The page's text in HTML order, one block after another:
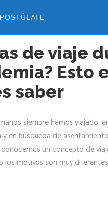
POSTÚLATE
de viaje
Esto
saber
siempre hemos viajado,
y en búsqueda de
un concepto de
los motivos son muy